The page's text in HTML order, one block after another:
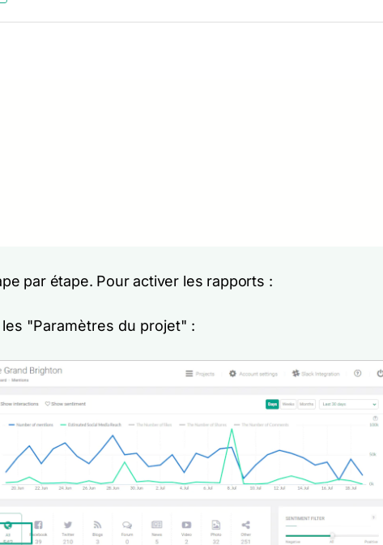
par étape. Pour activer les rapports :
"Paramètres du projet" :